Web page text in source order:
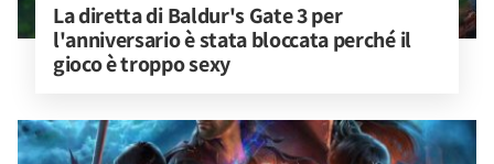
La diretta di Baldur's Gate 3 per
l'anniversario è stata bloccata perché il
gioco è troppo sexy